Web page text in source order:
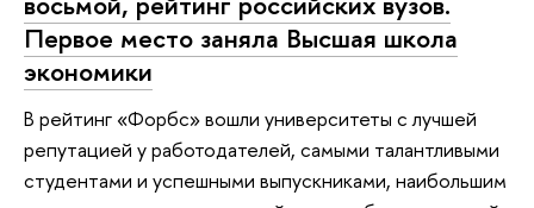
Первое место заняла Высшая школа
экономики
В рейтинг «Форбс» вошли университеты с лучшей
репутацией у работодателей, самыми талантливыми
студентами и успешными выпускниками, наибольшим